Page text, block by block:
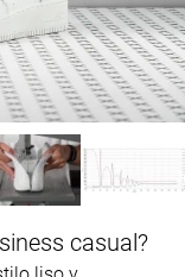
casual?